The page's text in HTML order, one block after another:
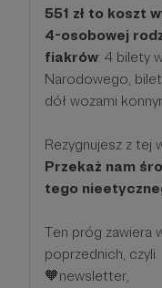
551 zł to koszt
4-osobowej
fiakrów: 4 bilety
Narodowego,
dół wozami
Rezygnujesz z tej
Przekaż nam
tego
Ten próg zawiera
poprzednich, czyli
🧡newsletter,